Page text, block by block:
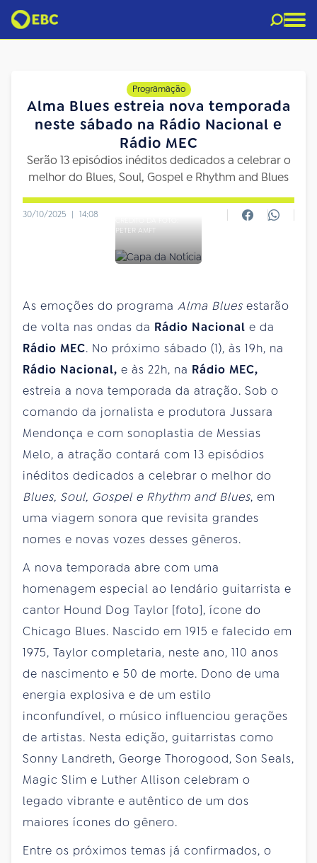
Programação
Alma Blues estreia nova temporada
neste sábado na Rádio Nacional e
Rádio MEC
Serão 13 episódios inéditos dedicados a celebrar o
melhor do Blues, Soul, Gospel e Rhythm and Blues
30/10/2025 | 14:08
PETER AMFT
As emoções do programa Alma Blues estarão
de volta nas ondas da Rádio Nacional e da
Rádio MEC. No próximo sábado (1), às 19h, na
Rádio Nacional, e às 22h, na Rádio MEC,
estreia a nova temporada da atração. Sob o
comando da jornalista e produtora Jussara
Mendonça e com sonoplastia de Messias
Melo, a atração contará com 13 episódios
inéditos dedicados a celebrar o melhor do
Blues, Soul, Gospel e Rhythm and Blues, em
uma viagem sonora que revisita grandes
nomes e novas vozes desses gêneros.
A nova temporada abre com uma
homenagem especial ao lendário guitarrista e
cantor Hound Dog Taylor [foto], ícone do
Chicago Blues. Nascido em 1915 e falecido em
1975, Taylor completaria, neste ano, 110 anos
de nascimento e 50 de morte. Dono de uma
energia explosiva e de um estilo
inconfundível, o músico influenciou gerações
de artistas. Nesta edição, guitarristas como
Sonny Landreth, George Thorogood, Son Seals,
Magic Slim e Luther Allison celebram o
legado vibrante e autêntico de um dos
maiores ícones do gênero.
Entre os próximos temas já confirmados, o